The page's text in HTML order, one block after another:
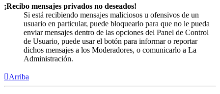
¡Recibo mensajes privados no deseados!
Si está recibiendo mensajes maliciosos u ofensivos de un
usuario en particular, puede bloquearlo para que no le pueda
enviar mensajes dentro de las opciones del Panel de Control
de Usuario, puede usar el botón para informar o reportar
dichos mensajes a los Moderadores, o comunicarlo a La
Administración.
Arriba